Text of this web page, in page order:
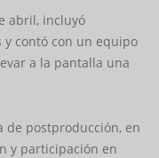
abril, incluyó
contó con un equipo
a la pantalla una
de postproducción, en
y participación en